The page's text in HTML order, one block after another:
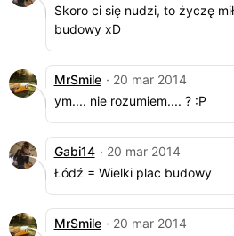
Skoro ci się nudzi, to życzę
budowy xD
MrSmile · 20 mar 2014
ym.... nie rozumiem.... ? :P
Gabi14 · 20 mar 2014
Łódź = Wielki plac budowy
MrSmile · 20 mar 2014